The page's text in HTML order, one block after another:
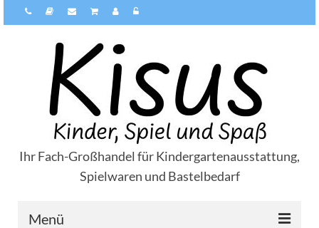
Ihr Fach-Großhandel für Kindergartenausstattung,
Spielwaren und Bastelbedarf
Menü